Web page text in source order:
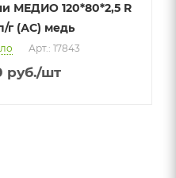
МЕДИО 120*80*2,5 R
г (АС) медь
Арт.: 17843
руб./шт